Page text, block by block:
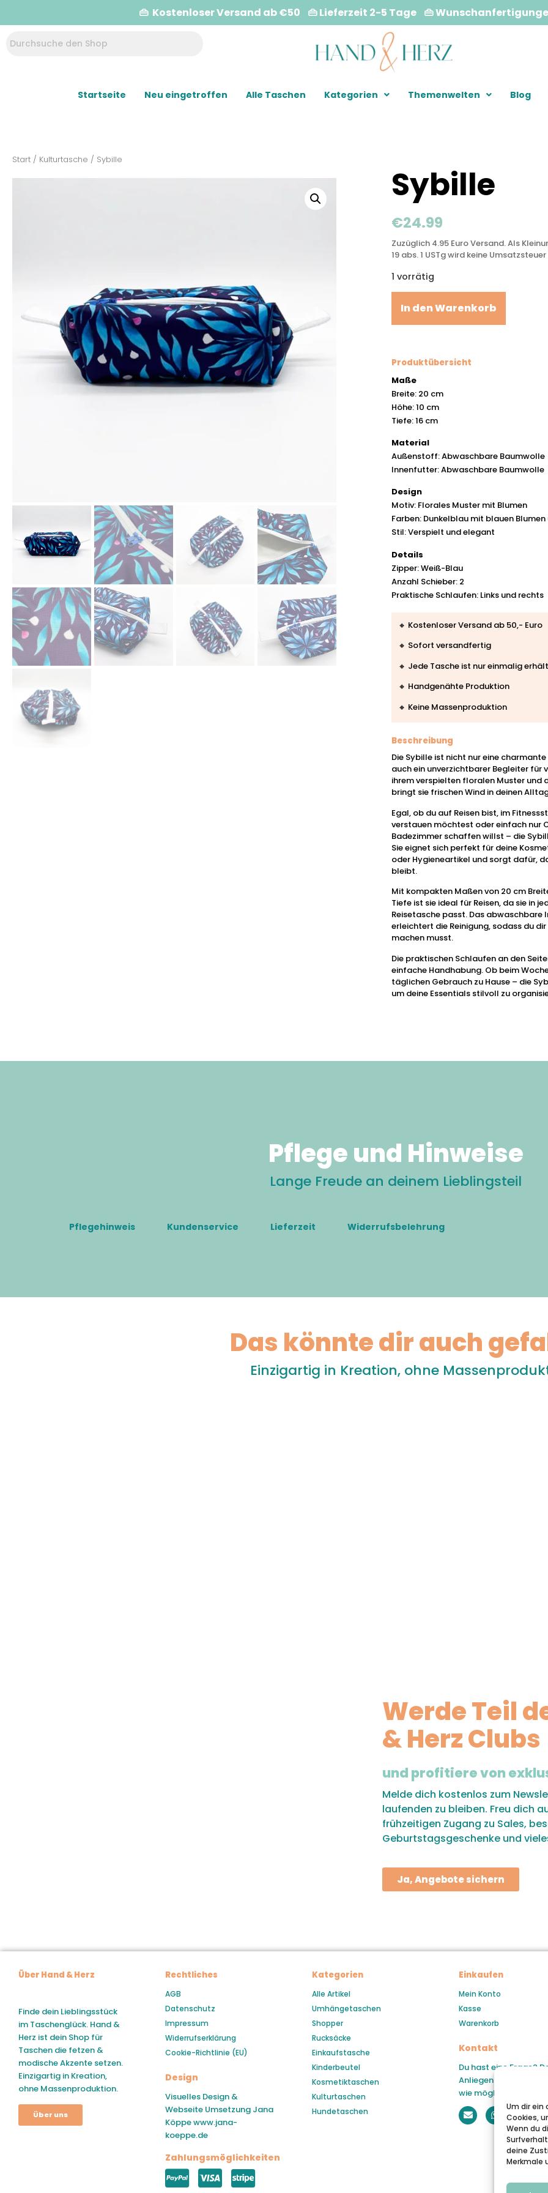
Um dir ein
Cookies,
Wenn du
deine
Merkmale
👜 Kostenloser Versand ab €50 👜 Lieferzeit 2-5 Tage 👜
Startseite Neu eingetroffen Alle Taschen Kategorien Themenwelten Blog
Start / Kulturtasche / Sybille
Sybille
€24.99
Zuzüglich 4.95 Euro Versand. Als
19 abs. 1 USTg wird keine
1 vorrätig
In den Warenkorb
Produktübersicht
Maße
Breite: 20 cm
Höhe: 10 cm
Tiefe: 16 cm
Material
Außenstoff: Abwaschbare Baumwolle
Innenfutter: Abwaschbare Baumwolle
Design
Motiv: Florales Muster mit Blumen
Farben: Dunkelblau mit blauen
Stil: Verspielt und elegant
Details
Zipper: Weiß-Blau
Anzahl Schieber: 2
Praktische Schlaufen: Links und rechts
🔸 Kostenloser Versand ab 50,- Euro
🔸 Sofort versandfertig
🔸 Jede Tasche ist nur einmalig
🔸 Handgenähte Produktion
🔸 Keine Massenproduktion
Beschreibung
Die Sybille ist nicht nur eine
auch ein unverzichtbarer Begleiter für
ihrem verspielten floralen Muster und
bringt sie frischen Wind in deinen
Egal, ob du auf Reisen bist, im
verstauen möchtest oder einfach nur
Badezimmer schaffen willst – die
Sie eignet sich perfekt für deine
oder Hygieneartikel und sorgt dafür,
bleibt.
Mit kompakten Maßen von 20 cm
Tiefe ist sie ideal für Reisen, da sie in
Reisetasche passt. Das abwaschbare
erleichtert die Reinigung, sodass du
machen musst.
Die praktischen Schlaufen an den
einfache Handhabung. Ob beim
täglichen Gebrauch zu Hause – die
um deine Essentials stilvoll zu
Pflege und Hinweise
Lange Freude an deinem Lieblingsteil
Pflegehinweis Kundenservice Lieferzeit Widerrufsbelehrung
Das könnte dir auch
Einzigartig in Kreation, ohne
Werde Teil
& Herz Clubs
und profitiere von
Melde dich kostenlos zum
laufenden zu bleiben. Freu dich
frühzeitigen Zugang zu Sales,
Geburtstagsgeschenke und
Ja, Angebote sichern
Über Hand & Herz
Finde dein Lieblingsstück
im Taschenglück. Hand &
Herz ist dein Shop für
Taschen die fetzen &
modische Akzente setzen.
Einzigartig in Kreation,
ohne Massenproduktion.
Über uns
Rechtliches
AGB
Datenschutz
Impressum
Widerrufserklärung
Cookie-Richtlinie (EU)
Design
Visuelles Design &
Webseite Umsetzung Jana
Köppewww.jana-
koeppe.de
Zahlungsmöglichkeiten
Kategorien
Alle Artikel
Umhängetaschen
Shopper
Rucksäcke
Einkaufstasche
Kinderbeutel
Kosmetiktaschen
Kulturtaschen
Hundetaschen
Einkaufen
Mein Konto
Kasse
Warenkorb
Kontakt
Du hast eine Frage?
Anliegen wird so
wie möglich